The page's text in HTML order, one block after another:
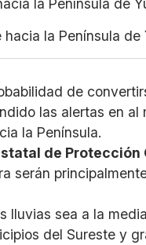
X
la Península de
de
las alertas en
la Península.
de Protección
serán
lluvias sea a la
del Sureste y